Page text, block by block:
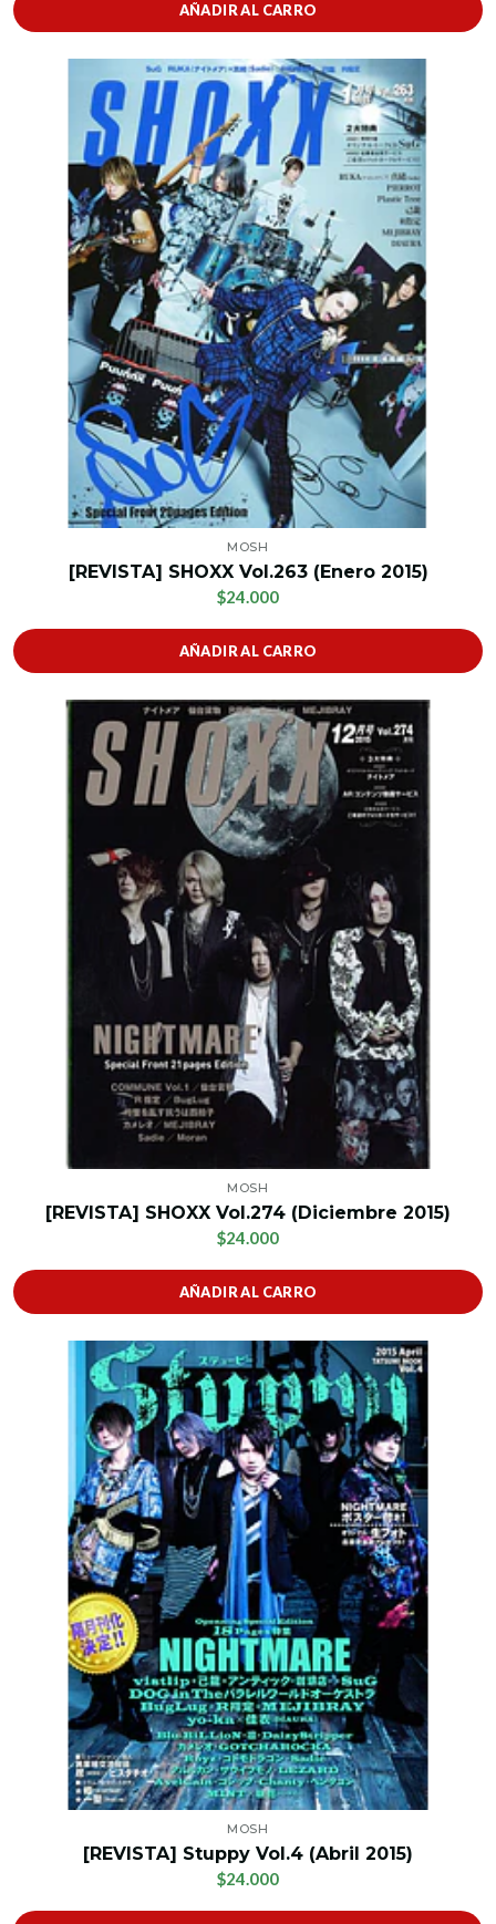
AÑADIR AL CARRO
MOSH
[REVISTA] SHOXX Vol.263 (Enero 2015)
$24.000
AÑADIR AL CARRO
MOSH
[REVISTA] SHOXX Vol.274 (Diciembre 2015)
$24.000
AÑADIR AL CARRO
MOSH
[REVISTA] Stuppy Vol.4 (Abril 2015)
$24.000